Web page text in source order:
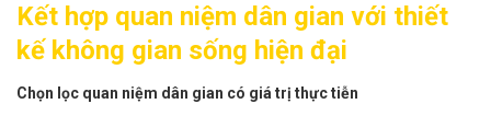
Kết hợp quan niệm dân gian với thiết
kế không gian sống hiện đại
Chọn lọc quan niệm dân gian có giá trị thực tiễn